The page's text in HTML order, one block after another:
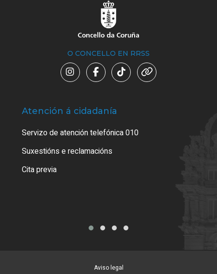
O CONCELLO EN RRSS
Atención á cidadanía
Servizo de atención telefónica 010
Suxestións e reclamacións
Cita previa
Aviso legal